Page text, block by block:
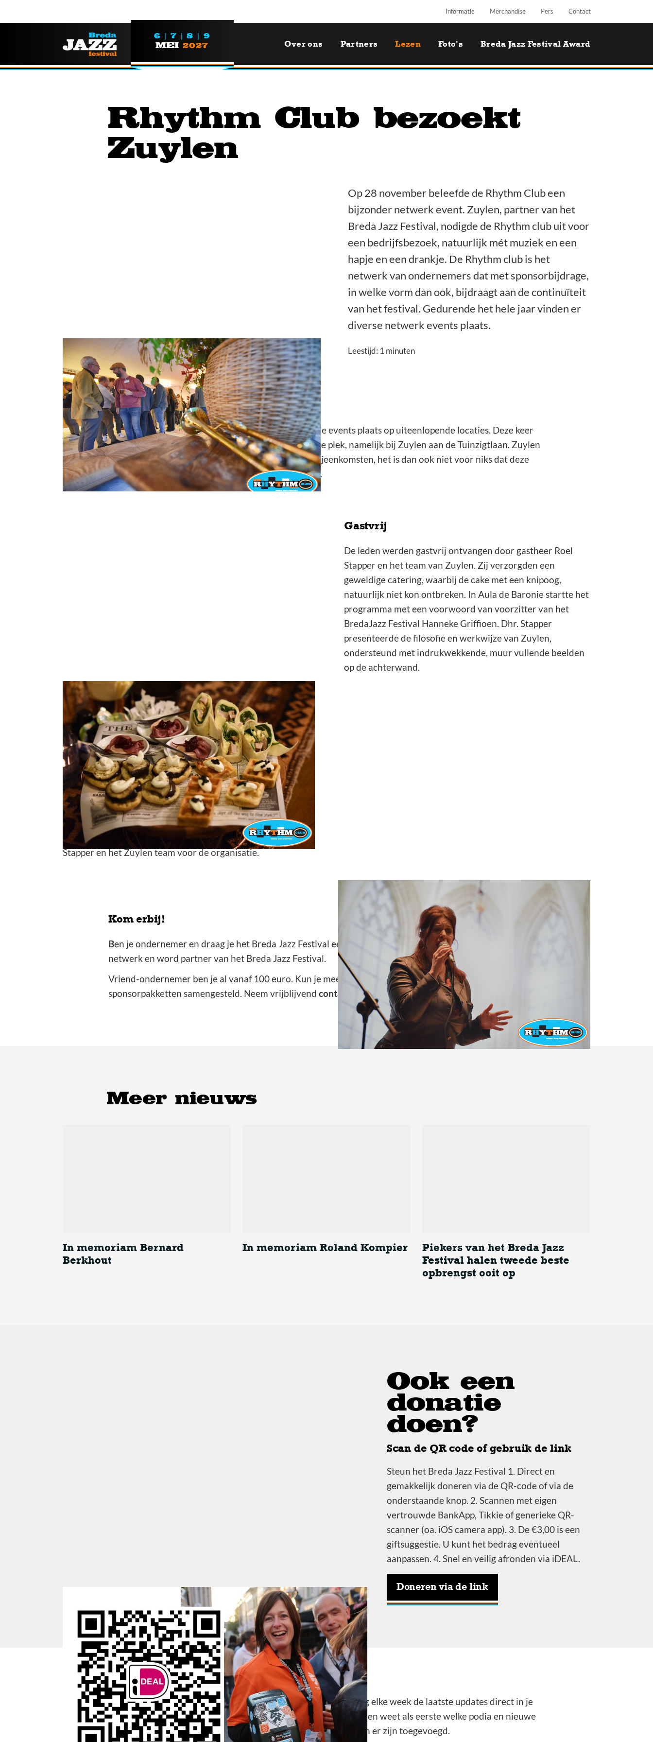
Informatie Merchandise Pers Contact
6 | 7 | 8 | 9
MEI2027 Over ons Partners Lezen Foto's Breda Jazz Festival Award
Rhythm Club bezoekt
Zuylen
Op 28 november beleefde de Rhythm Club een
bijzonder netwerk event. Zuylen, partner van het
Breda Jazz Festival, nodigde de Rhythm club uit voor
een bedrijfsbezoek, natuurlijk mét muziek en een
hapje en een drankje. De Rhythm club is het
netwerk van ondernemers dat met sponsorbijdrage,
in welke vorm dan ook, bijdraagt aan de continuïteit
van het festival. Gedurende het hele jaar vinden er
diverse netwerk events plaats.
Leestijd: 1 minuten
Bijzondere locatie
Door de grote diversiteit van ondernemers vinden de events plaats op uiteenlopende locaties. Deze keer
werd de Club uitgenodigd op een wel heel bijzondere plek, namelijk bij Zuylen aan de Tuinzigtlaan. Zuylen
is gewend aan het organiseren van betekenisvolle bijeenkomsten, het is dan ook niet voor niks dat deze
bijeenkomst “Rhythm Club met Ziel” werd genoemd.
Gastvrij
De leden werden gastvrij ontvangen door gastheer Roel
Stapper en het team van Zuylen. Zij verzorgden een
geweldige catering, waarbij de cake met een knipoog,
natuurlijk niet kon ontbreken. In Aula de Baronie startte het
programma met een voorwoord van voorzitter van het
BredaJazz Festival Hanneke Griffioen. Dhr. Stapper
presenteerde de filosofie en werkwijze van Zuylen,
ondersteund met indrukwekkende, muur vullende beelden
op de achterwand.
Mrs Hips
Natuurlijk is het muziek dat de leden met elkaar verbindt.
De 4-koppige band Mrs Hips rond zangeres Simone Roerade
verzorgde een intiem concert. Heel passend, jazzy en
zonder de luisteraars los te laten. Een perfecte start van het
feestje. Er was een hoge opkomst met veel bekende en ook
een aantal nieuwe bedrijven. Heel veel dank aan Roel
Stapper en het Zuylen team voor de organisatie.
Kom erbij!
Ben je ondernemer en draag je het Breda Jazz Festival een warm hart toe? Kom dan bij de Club, Jazz up je
netwerk en word partner van het Breda Jazz Festival.
Vriend-ondernemer ben je al vanaf 100 euro. Kun je meer betekenen? Dan hebben we diverse
sponsorpakketten samengesteld. Neem vrijblijvendcontact op!
Meer nieuws
In memoriam Bernard
Berkhout
In memoriam Roland Kompier
Piekers van het Breda Jazz
Festival halen tweede beste
opbrengst ooit op
Ook een
donatie
doen?
Scan de QR code of gebruik de link
Steun het Breda Jazz Festival 1. Direct en
gemakkelijk doneren via de QR-code of via de
onderstaande knop. 2. Scannen met eigen
vertrouwde BankApp, Tikkie of generieke QR-
scanner (oa. iOS camera app). 3. De €3,00 is een
giftsuggestie. U kunt het bedrag eventueel
aanpassen. 4. Snel en veilig afronden via iDEAL.
Doneren via de link
Mis geen enkele update, schrijf je in
voor de nieuwsbrief!
Ontvang elke week de laatste updates direct in je
mailbox en weet als eerste welke podia en nieuwe
artiesten er zijn toegevoegd.